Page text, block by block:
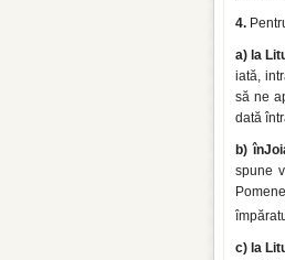
4.
a) la
iată,
să ne
dată
b) în
spune
c) la